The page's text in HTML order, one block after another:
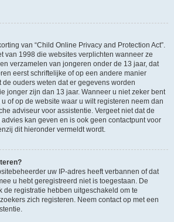
van “Child Online Privacy and Protection Act”.
van 1998 die websites verplichten wanneer ze
verzamelen van jongeren onder de 13 jaar, dat
eerst schriftelijke of op een andere manier
de ouders weten dat er gegevens worden
jonger zijn dan 13 jaar. Wanneer u niet zeker bent
of op de website waar u wilt registeren neem dan
adviseur voor assistentie. Vergeet niet dat de
kan geven en is ook geen contactpunt voor
dit hieronder vermeldt wordt.
uw IP-adres heeft verbannen of dat
u hebt geregistreerd niet is toegestaan. De
de registratie hebben uitgeschakeld om te
zich registeren. Neem contact op met een